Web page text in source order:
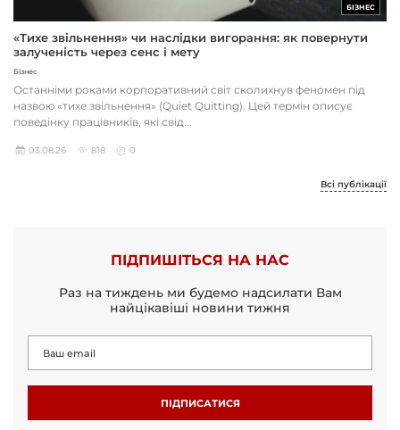
БІЗНЕС
«Тихе звільнення» чи наслідки вигорання: як повернути
залученість через сенс і мету
Бізнес
Останніми роками корпоративний світ сколихнув феномен під
назвою «тихе звільнення» (Quiet Quitting). Цей термін описує
поведінку працівників, які свід...
03.08.26 818 0
Всі публікації
ПІДПИШІТЬСЯ НА НАС
Раз на тиждень ми будемо надсилати Вам
найцікавіші новини тижня
ПІДПИСАТИСЯ